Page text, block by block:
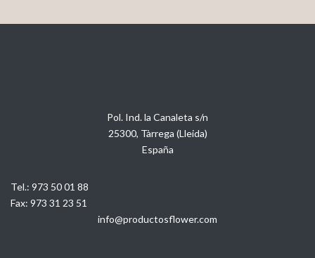
Pol. Ind. la Canaleta s/n
25300, Tàrrega (Lleida)
España
Tel.: 973 50 01 88
Fax: 973 31 23 51
info@productosflower.com